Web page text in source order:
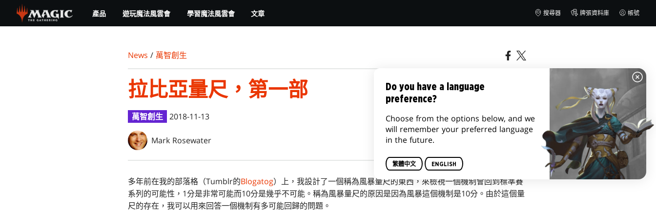
main
產品 遊玩魔法風雲會 學習魔法風雲會 文章 搜尋器 牌張資料庫 帳號
News / 萬智創生
拉比亞量尺，第一部
萬智創生 2018-11-13
Mark Rosewater
多年前在我的部落格（Tumblr的Blogatog）上，我設計了一個稱為風暴量尺的東西，來檢視一個機制會回到標準賽
系列的可能性，1分是非常可能而10分是幾乎不可能。稱為風暴量尺的原因是因為風暴這個機制是10分。由於這個量
尺的存在，我可以用來回答一個機制有多可能回歸的問題。
Do you have a language
preference?
Choose from the options below, and we
will remember your preferred language
in the future.
繁體中文 ENGLISH